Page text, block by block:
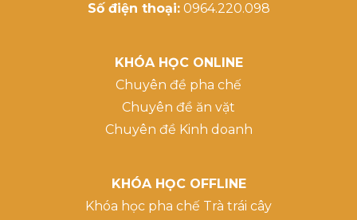
Số điện thoại:0964.220.098
KHÓA HỌC ONLINE
Chuyên đề pha chế
Chuyên đề ăn vặt
Chuyên đề Kinh doanh
KHÓA HỌC OFFLINE
Khóa học pha chế Trà trái cây